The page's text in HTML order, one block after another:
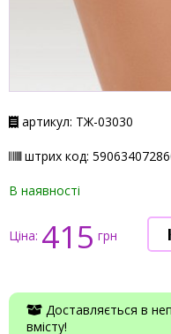
артикул: ТЖ-03030
штрих код:
В наявності
Ціна: 415 грн
Доставляється в
вмісту!